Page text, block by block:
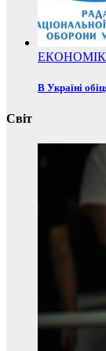
В Україні
Світ